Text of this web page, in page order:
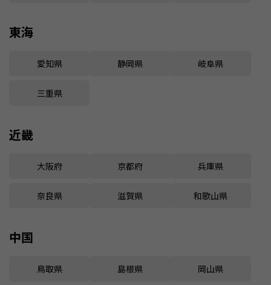
東海
愛知県 静岡県 岐阜県
三重県
近畿
大阪府 京都府 兵庫県
奈良県 滋賀県 和歌山県
中国
鳥取県 島根県 岡山県